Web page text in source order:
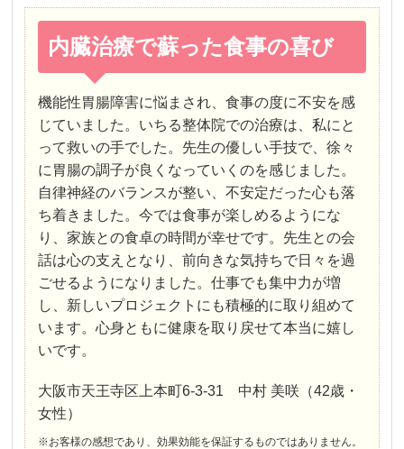
内臓治療で蘇った食事の喜び
機能性胃腸障害に悩まされ、食事の度に不安を感
じていました。いちる整体院での治療は、私にと
って救いの手でした。先生の優しい手技で、徐々
に胃腸の調子が良くなっていくのを感じました。
自律神経のバランスが整い、不安定だった心も落
ち着きました。今では食事が楽しめるようにな
り、家族との食卓の時間が幸せです。先生との会
話は心の支えとなり、前向きな気持ちで日々を過
ごせるようになりました。仕事でも集中力が増
し、新しいプロジェクトにも積極的に取り組めて
います。心身ともに健康を取り戻せて本当に嬉し
いです。
大阪市天王寺区上本町6-3-31 中村 美咲（42歳・
女性）
※お客様の感想であり、効果効能を保証するものではありません。